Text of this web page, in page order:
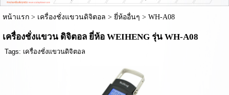
หน้าแรก> เครื่องชั่งแขวนดิจิตอล > ยี่ห้ออื่นๆ > WH-A08
เครื่องชั่งแขวน ดิจิตอล ยี่ห้อ WEIHENG รุ่น WH-A08
Tags: เครื่องชั่งแขวนดิจิตอล